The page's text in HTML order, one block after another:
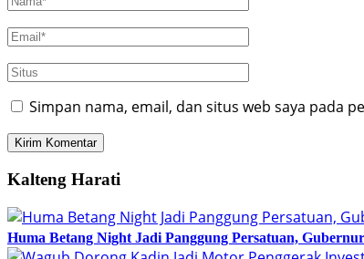
Simpan nama, email, dan situs web saya pada
Kalteng Harati
Huma Betang Night Jadi Panggung Persatuan,